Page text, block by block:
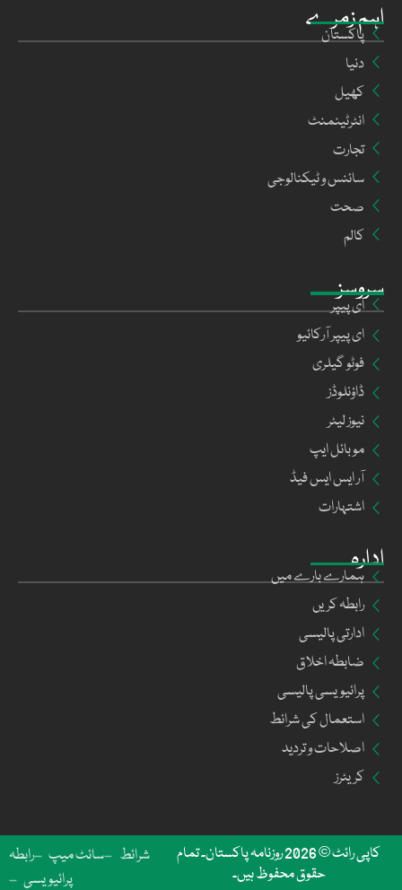
ادارہ
ہمارے بارے میں
رابطہ کریں
ادارتی پالیسی
ضابطہ اخلاق
پرائیویسی پالیسی
استعمال کی شرائط
اصلاحات و تردید
کریئرز
سروسز
ای پیپر
ای پیپر آرکائیو
فوٹو گیلری
ڈاؤنلوڈز
نیوز لیٹر
موبائل ایپ
آر ایس ایس فیڈ
اشتہارات
اہم زمرے
پاکستان
دنیا
کھیل
انٹرٹینمنٹ
تجارت
سائنس و ٹیکنالوجی
صحت
کالم
رابطہ سائٹ میپ
شرائط
پرائیویسی
کاپی رائٹ © 2026 روزنامہ پاکستان۔ تمام
حقوق محفوظ ہیں۔